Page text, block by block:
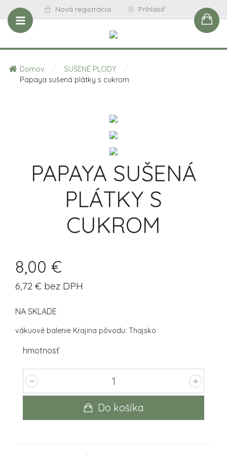
Nová registrácia Prihlásiť
Domov / SUŠENÉ PLODY
/
Papaya sušená plátky s cukrom
PAPAYA SUŠENÁ
PLÁTKY S
CUKROM
8,00 €
6,72 € bez DPH
NA SKLADE
vákuové balenie Krajina pôvodu: Thajsko
hmotnosť
Do košíka